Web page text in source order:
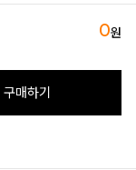
0원
구매하기